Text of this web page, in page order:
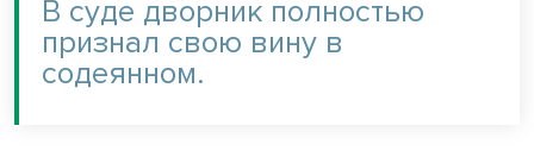
В суде дворник полностью
признал свою вину в
содеянном.